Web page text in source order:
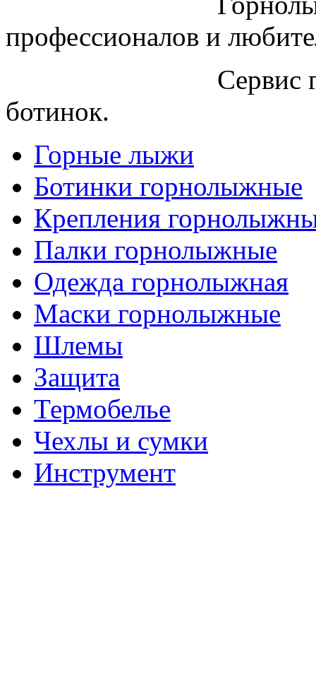
профессионалов и
Сервис
ботинок.
Горные лыжи
Ботинки горнолыжные
Крепления
Палки горнолыжные
Одежда горнолыжная
Маски горнолыжные
Шлемы
Защита
Термобелье
Чехлы и сумки
Инструмент